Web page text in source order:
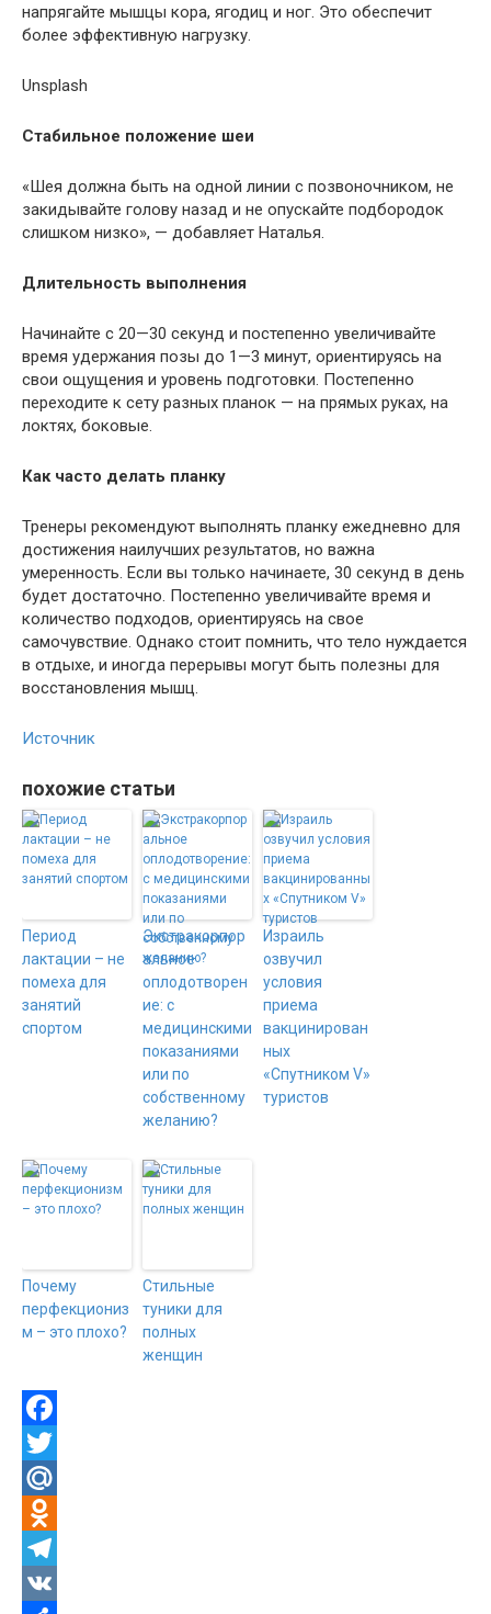
напрягайте мышцы кора, ягодиц и ног. Это обеспечит
более эффективную нагрузку.
Unsplash
Стабильное положение шеи
«Шея должна быть на одной линии с позвоночником, не
закидывайте голову назад и не опускайте подбородок
слишком низко», — добавляет Наталья.
Длительность выполнения
Начинайте с 20—30 секунд и постепенно увеличивайте
время удержания позы до 1—3 минут, ориентируясь на
свои ощущения и уровень подготовки. Постепенно
переходите к сету разных планок — на прямых руках, на
локтях, боковые.
Как часто делать планку
Тренеры рекомендуют выполнять планку ежедневно для
достижения наилучших результатов, но важна
умеренность. Если вы только начинаете, 30 секунд в день
будет достаточно. Постепенно увеличивайте время и
количество подходов, ориентируясь на свое
самочувствие. Однако стоит помнить, что тело нуждается
в отдыхе, и иногда перерывы могут быть полезны для
восстановления мышц.
Источник
похожие статьи
Период
лактации – не
помеха для
занятий
спортом
Экстракорпор
альное
оплодотворен
ие: с
медицинскими
показаниями
или по
собственному
желанию?
Израиль
озвучил
условия
приема
вакцинирован
ных
«Спутником V»
туристов
Почему
перфекциониз
м – это плохо?
Стильные
туники для
полных
женщин
F
a
e
b
T
wM
aO
dT